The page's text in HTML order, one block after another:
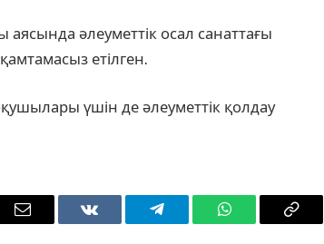
әлеуметтік осал санаттағы
етілген.
үшін де әлеуметтік қолдау
Email VKontakteTelegram WhatsAppCopy